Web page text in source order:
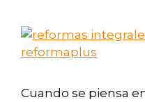
Cuando se piensa